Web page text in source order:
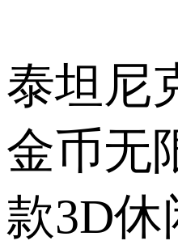
泰坦尼
金币无
款3D休